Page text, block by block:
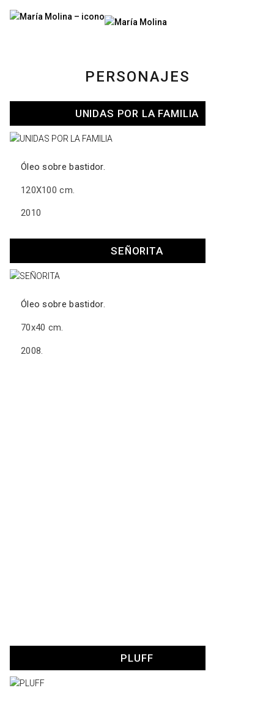
PERSONAJES
UNIDAS POR LA FAMILIA
Óleo sobre bastidor.
120X100 cm.
2010
SEÑORITA
Óleo sobre bastidor.
70x40 cm.
2008.
PLUFF